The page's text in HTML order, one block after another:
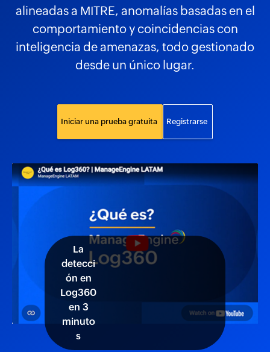
alineadas a MITRE, anomalías basadas en el
comportamiento y coincidencias con
inteligencia de amenazas, todo gestionado
desde un único lugar.
Iniciar una prueba gratuita Registrarse
La
detecci
ón en
Log360
en 3
minuto
s